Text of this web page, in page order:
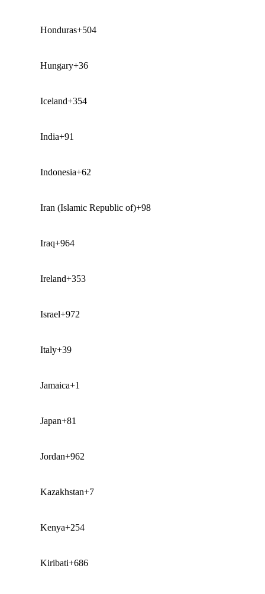
Honduras+504
Hungary+36
Iceland+354
India+91
Indonesia+62
Iran (Islamic Republic of)+98
Iraq+964
Ireland+353
Israel+972
Italy+39
Jamaica+1
Japan+81
Jordan+962
Kazakhstan+7
Kenya+254
Kiribati+686